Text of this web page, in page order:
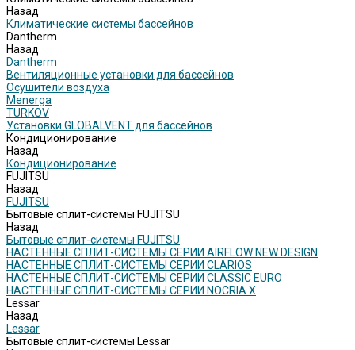
Назад
Климатические системы бассейнов
Dantherm
Назад
Dantherm
Вентиляционные установки для бассейнов
Осушители воздуха
Menerga
TURKOV
Установки GLOBALVENT для бассейнов
Кондиционирование
Назад
Кондиционирование
FUJITSU
Назад
FUJITSU
Бытовые сплит-системы FUJITSU
Назад
Бытовые сплит-системы FUJITSU
НАСТЕННЫЕ СПЛИТ-СИСТЕМЫ СЕРИИ AIRFLOW NEW DESIGN
НАСТЕННЫЕ СПЛИТ-СИСТЕМЫ СЕРИИ CLARIOS
НАСТЕННЫЕ СПЛИТ-СИСТЕМЫ СЕРИИ CLASSIC EURO
НАСТЕННЫЕ СПЛИТ-СИСТЕМЫ СЕРИИ NOCRIA X
Lessar
Назад
Lessar
Бытовые сплит-системы Lessar